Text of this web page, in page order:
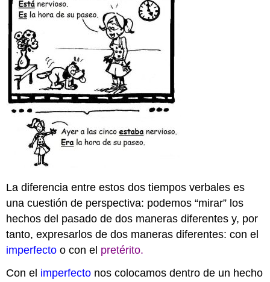
La diferencia entre estos dos tiempos verbales es
una cuestión de perspectiva: podemos “mirar” los
hechos del pasado de dos maneras diferentes y, por
tanto, expresarlos de dos maneras diferentes: con el
imperfecto o con el pretérito.
Con el imperfecto nos colocamos dentro de un hecho